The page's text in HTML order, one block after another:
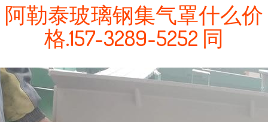
阿勒泰玻璃钢集气罩什么价
格.157-3289-5252 同